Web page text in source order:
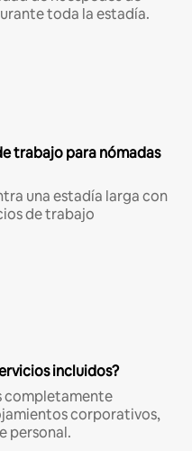
toda la estadía.
trabajo para nómadas
una estadía larga con
de trabajo
incluidos?
completamente
corporativos,
personal.